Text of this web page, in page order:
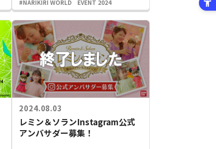
#NARIKIRI WORLD EVENT 2024
2024.08.03
レミン＆ソランInstagram公式
アンバサダー募集！